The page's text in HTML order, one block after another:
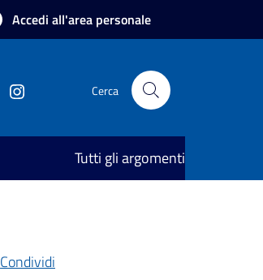
Accedi all'area personale
Cerca
Tutti gli argomenti
Condividi